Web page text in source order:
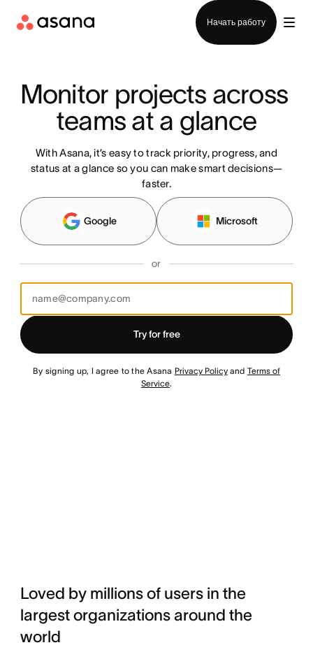
Начать работу
Monitor projects across
teams at a glance
With Asana, it’s easy to track priority, progress, and
status at a glance so you can make smart decisions—
faster.
Google Microsoft
or
Try for free
By signing up, I agree to the Asana Privacy Policyand Terms of
Service.
Loved by millions of users in the
largest organizations around the
world